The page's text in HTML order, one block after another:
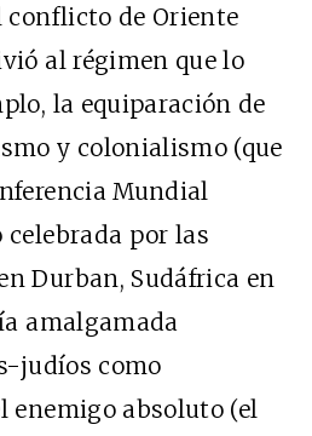
de Oriente
al régimen que lo
la equiparación de
y colonialismo (que
Mundial
celebrada por las
Durban, Sudáfrica en
amalgamada
judíos como
enemigo absoluto (el